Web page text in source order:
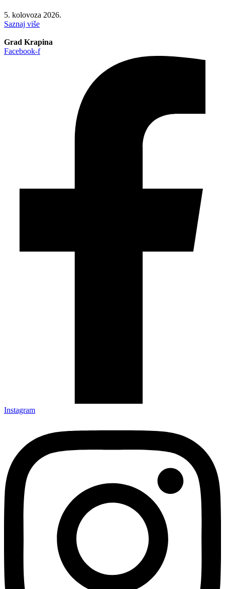
5. kolovoza 2026.
Saznaj više
Grad Krapina
Facebook-f
Instagram